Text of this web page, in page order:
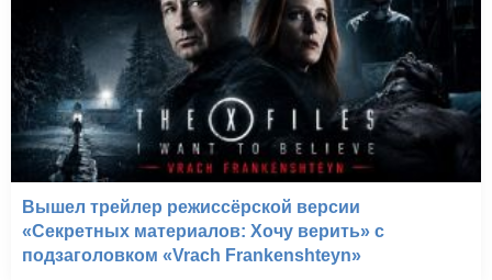
Вышел трейлер режиссёрской версии
«Секретных материалов: Хочу верить» с
подзаголовком «Vrach Frankenshteyn»